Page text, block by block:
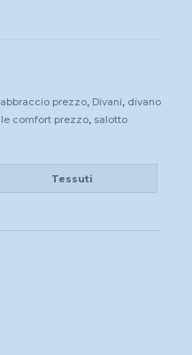
abbraccio prezzo, Divani, divano
le comfort prezzo, salotto
Tessuti